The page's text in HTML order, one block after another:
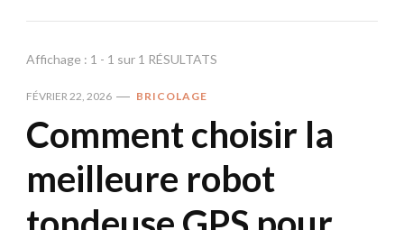
Affichage : 1 - 1 sur 1 RÉSULTATS
FÉVRIER 22, 2026 BRICOLAGE
Comment choisir la
meilleure robot